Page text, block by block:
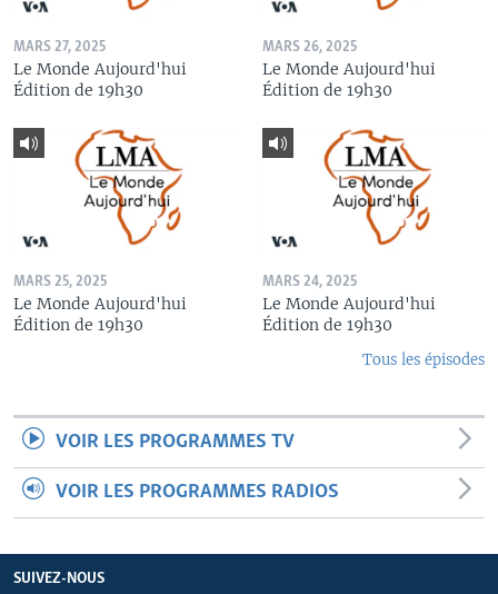
MARS 27, 2025
Le Monde Aujourd'hui
Édition de 19h30
MARS 26, 2025
Le Monde Aujourd'hui
Édition de 19h30
MARS 25, 2025
Le Monde Aujourd'hui
Édition de 19h30
MARS 24, 2025
Le Monde Aujourd'hui
Édition de 19h30
Tous les épisodes
VOIR LES PROGRAMMES TV
VOIR LES PROGRAMMES RADIOS
SUIVEZ-NOUS